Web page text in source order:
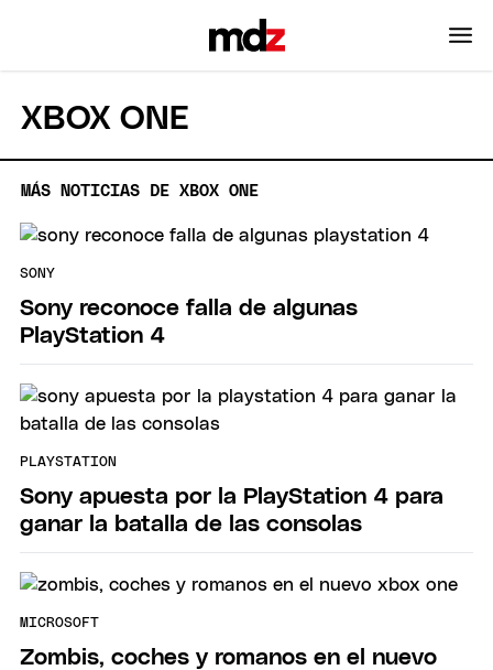
XBOX ONE
MÁS NOTICIAS DE XBOX ONE
SONY
Sony reconoce falla de algunas
PlayStation 4
PLAYSTATION
Sony apuesta por la PlayStation 4 para
ganar la batalla de las consolas
MICROSOFT
Zombis, coches y romanos en el nuevo